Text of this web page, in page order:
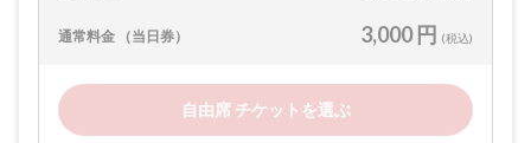
通常料金 （当日券） 3,000 円 (税込)
自由席 チケットを選ぶ